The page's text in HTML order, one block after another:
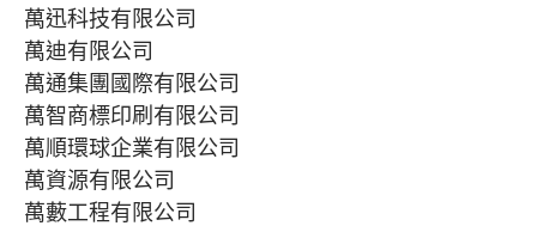
萬迅科技有限公司
萬迪有限公司
萬通集團國際有限公司
萬智商標印刷有限公司
萬順環球企業有限公司
萬資源有限公司
萬藪工程有限公司